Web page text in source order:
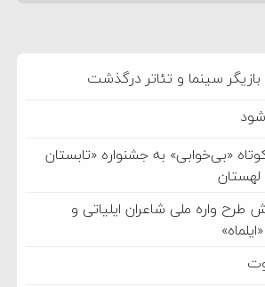
سینما و تئاتر درگذشت
«بی‌خوابی» به جشنواره «تابستان
لهستان
طرح واره ملی شاعران ایلیاتی و